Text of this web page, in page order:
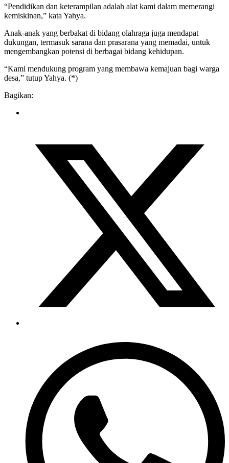
“Pendidikan dan keterampilan adalah alat kami dalam memerangi
kemiskinan,” kata Yahya.
Anak-anak yang berbakat di bidang olahraga juga mendapat
dukungan, termasuk sarana dan prasarana yang memadai, untuk
mengembangkan potensi di berbagai bidang kehidupan.
“Kami mendukung program yang membawa kemajuan bagi warga
desa,” tutup Yahya. (*)
Bagikan: